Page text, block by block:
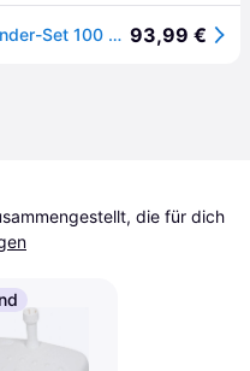
vidaXL 4 Tlg Kreuzfuß-Schirmständer-Set 100 kg PP 847444 93,99 €
die für dich